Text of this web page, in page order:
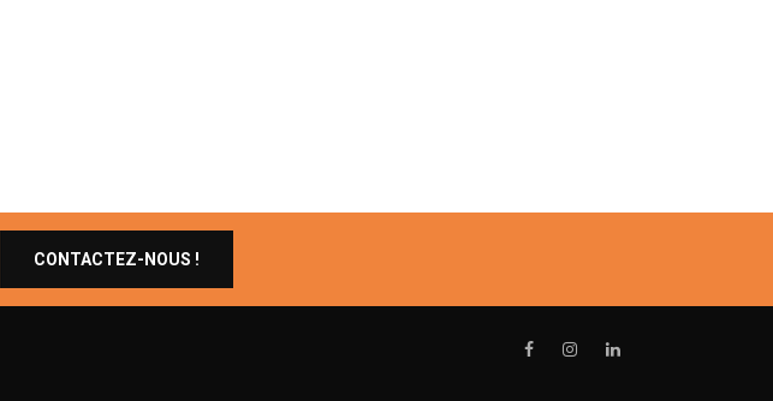
CONTACTEZ-NOUS !